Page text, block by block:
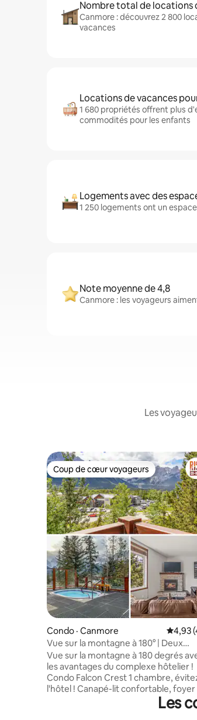
Nombre total de locations
Canmore : découvrez 2 800
vacances
Locations de vacances
1 680 propriétés offrent plus
commodités pour les enfants
Logements avec des
1 250 logements ont un
Note moyenne de 4,8
Canmore : les voyageurs
Les
Coup de cœur voyageurs
Coup de cœur voyageurs
Condo · Canmore Note
4,93
Vue sur la montagne à 180° | Deux
jacuzzis | Superbe complexe hôtelier
Vue sur la montagne à 180 degrés
les avantages du complexe hôtelier !
Condo Falcon Crest 1 chambre,
l'hôtel ! Canapé-lit confortable, foyer au
gaz, télévision connectée 58"
WiFi 375 Mbps. Cuisine complète,
Les